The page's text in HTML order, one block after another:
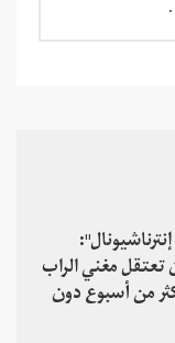
مغني الراب
من أسبوع دون